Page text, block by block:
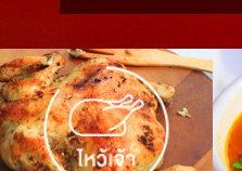
ชั่งตวงเนย